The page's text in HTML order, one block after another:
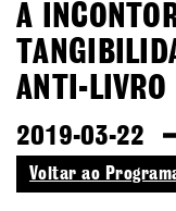
A
ANTI-LIVRO
2019-03-22
Voltar ao